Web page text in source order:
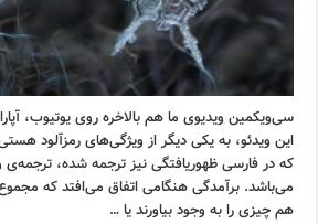
سی‌ویکمین ویدیوی ما هم بالاخره روی یوتیوب،
این ویدئو، به یکی دیگر از ویژگی‌های رمزآلود
می‌باشد. برآمدگی هنگامی اتفاق می‌افتد که
هم چیزی را به وجود بیاورند یا …